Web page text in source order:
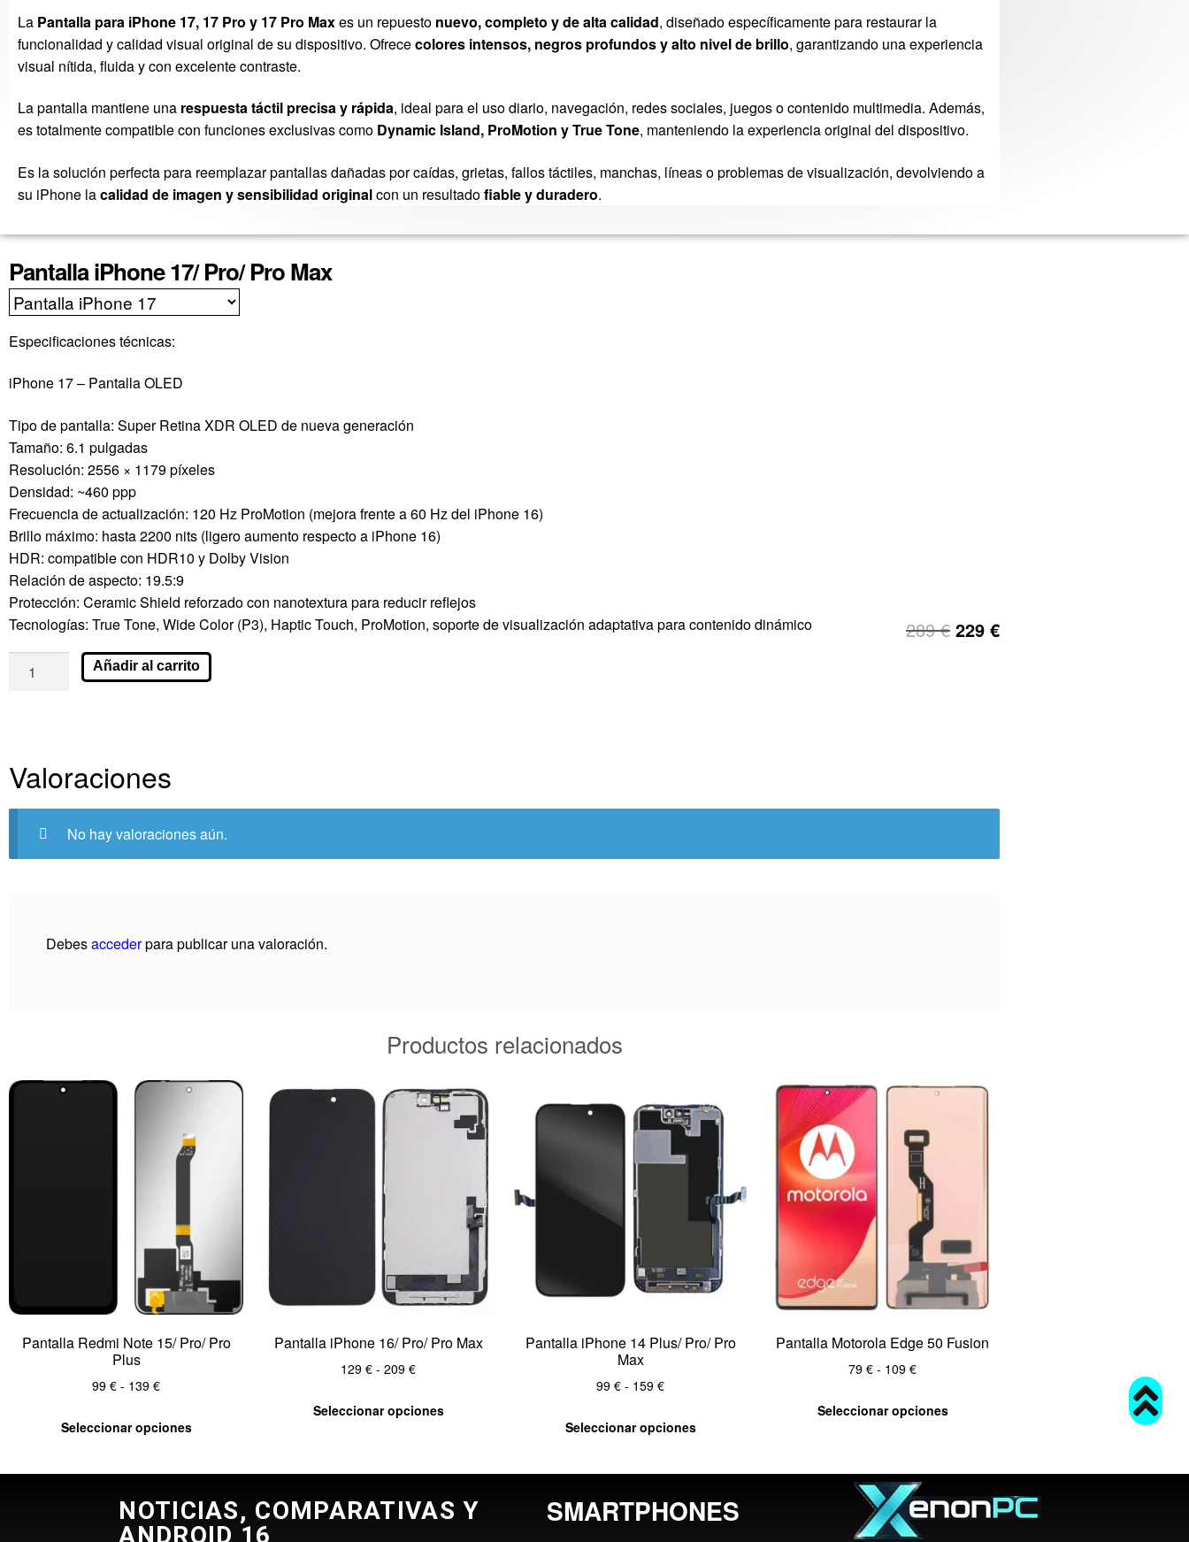
La Pantalla para iPhone 17, 17 Pro y 17 Pro Maxes un repuesto nuevo, completo y de alta calidad, diseñado específicamente para restaurar la
funcionalidad y calidad visual original de su dispositivo. Ofrececolores intensos, negros profundos y alto nivel de brillo, garantizando una experiencia
visual nítida, fluida y con excelente contraste.
La pantalla mantiene una respuesta táctil precisa y rápida, ideal para el uso diario, navegación, redes sociales, juegos o contenido multimedia. Además,
es totalmente compatible con funciones exclusivas como Dynamic Island, ProMotion y True Tone, manteniendo la experiencia original del dispositivo.
Es la solución perfecta para reemplazar pantallas dañadas por caídas, grietas, fallos táctiles, manchas, líneas o problemas de visualización, devolviendo a
su iPhone lacalidad de imagen y sensibilidad originalcon un resultadofiable y duradero.
Pantalla iPhone 17/ Pro/ Pro Max
Especificaciones técnicas:
iPhone 17 – Pantalla OLED
Tipo de pantalla: Super Retina XDR OLED de nueva generación
Tamaño: 6.1 pulgadas
Resolución: 2556 × 1179 píxeles
Densidad: ~460 ppp
Frecuencia de actualización: 120 Hz ProMotion (mejora frente a 60 Hz del iPhone 16)
Brillo máximo: hasta 2200 nits (ligero aumento respecto a iPhone 16)
HDR: compatible con HDR10 y Dolby Vision
Relación de aspecto: 19.5:9
Protección: Ceramic Shield reforzado con nanotextura para reducir reflejos
Tecnologías: True Tone, Wide Color (P3), Haptic Touch, ProMotion, soporte de visualización adaptativa para contenido dinámico
289€ 229 €
Añadir al carrito
Valoraciones
No hay valoraciones aún.
Debesaccederpara publicar una valoración.
Productos relacionados
Pantalla Redmi Note 15/ Pro/ Pro
Plus
99 € - 139 €
Seleccionar opciones
Pantalla iPhone 16/ Pro/ Pro Max
129 € - 209 €
Seleccionar opciones
Pantalla iPhone 14 Plus/ Pro/ Pro
Max
99 € - 159 €
Seleccionar opciones
Pantalla Motorola Edge 50 Fusion
79 € - 109 €
Seleccionar opciones
NOTICIAS, COMPARATIVAS Y
ANDROID 16
SMARTPHONES